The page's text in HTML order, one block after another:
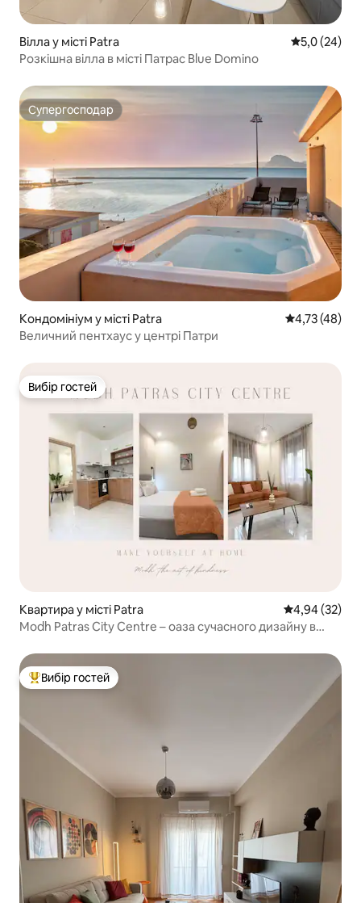
Вілла у місті Patra Середня
5,0 (24)
Розкішна вілла в місті Патрас Blue Domino
Супергосподар
Супергосподар
Кондомініум у місті Patra Середня
4,73 (48)
Величний пентхаус у центрі Патри
Вибір гостей
Вибір гостей
Квартира у місті Patra Середня
4,94 (32)
Modh Patras City Centre – оаза сучасного дизайну в
Топ вибір гостей
Вибір гостей